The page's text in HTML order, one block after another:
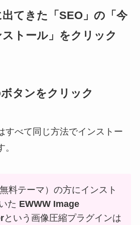
出てきた「SEO」の「今
トール」をクリック
タンをクリック
すべて同じ方法でインストー
料テーマ）の方にインスト
た EWWW Image
という画像圧縮プラグインは